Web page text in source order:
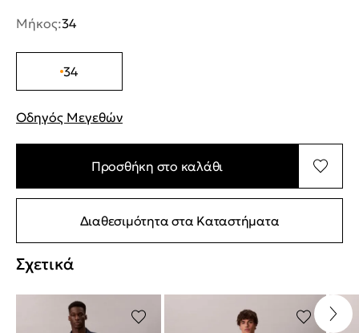
Μήκος:34
34
Οδηγός Μεγεθών
Προσθήκη στο καλάθι
Διαθεσιμότητα στα Καταστήματα
Σχετικά